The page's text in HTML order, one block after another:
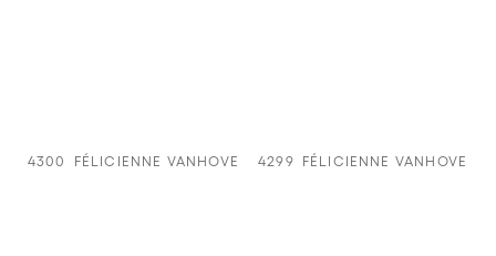
4300 FÉLICIENNE VANHOVE 4299 FÉLICIENNE VANHOVE